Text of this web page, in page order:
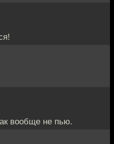
вообще не пью.